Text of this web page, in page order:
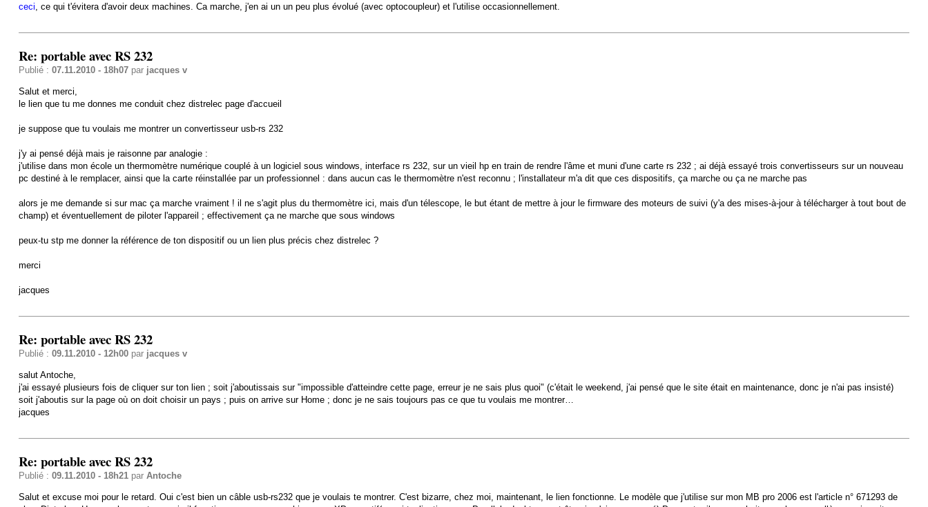
ceci , ce qui t'évitera d'avoir deux machines. Ca marche, j'en ai un un peu plus évolué (avec optocoupleur) et l'utilise occasionnellement.
Re: portable avec RS 232
Publié : 07.11.2010 - 18h07par jacques v
Salut et merci,
le lien que tu me donnes me conduit chez distrelec page d'accueil
je suppose que tu voulais me montrer un convertisseur usb-rs 232
j'y ai pensé déjà mais je raisonne par analogie :
j'utilise dans mon école un thermomètre numérique couplé à un logiciel sous windows, interface rs 232, sur un vieil hp en train de rendre l'âme et muni d'une carte rs 232 ; ai déjà essayé trois convertisseurs sur un nouveau
pc destiné à le remplacer, ainsi que la carte réinstallée par un professionnel : dans aucun cas le thermomètre n'est reconnu ; l'installateur m'a dit que ces dispositifs, ça marche ou ça ne marche pas
alors je me demande si sur mac ça marche vraiment ! il ne s'agit plus du thermomètre ici, mais d'un télescope, le but étant de mettre à jour le firmware des moteurs de suivi (y'a des mises-à-jour à télécharger à tout bout de
champ) et éventuellement de piloter l'appareil ; effectivement ça ne marche que sous windows
peux-tu stp me donner la référence de ton dispositif ou un lien plus précis chez distrelec ?
merci
jacques
Re: portable avec RS 232
Publié : 09.11.2010 - 12h00par jacques v
salut Antoche,
j'ai essayé plusieurs fois de cliquer sur ton lien ; soit j'aboutissais sur "impossible d'atteindre cette page, erreur je ne sais plus quoi" (c'était le weekend, j'ai pensé que le site était en maintenance, donc je n'ai pas insisté)
soit j'aboutis sur la page où on doit choisir un pays ; puis on arrive sur Home ; donc je ne sais toujours pas ce que tu voulais me montrer…
jacques
Re: portable avec RS 232
Publié : 09.11.2010 - 18h21par Antoche
Salut et excuse moi pour le retard. Oui c'est bien un câble usb-rs232 que je voulais te montrer. C'est bizarre, chez moi, maintenant, le lien fonctionne. Le modèle que j'utilise sur mon MB pro 2006 est l'article n° 671293 de